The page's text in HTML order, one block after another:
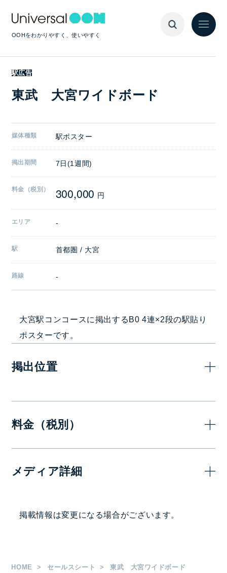
OOHをわかりやすく、使いやすく
駅広告
東武 大宮ワイドボード
媒体種類 駅ポスター
掲出期間 7日(1週間)
料金（税別） 300,000 円
エリア -
駅 首都圏 / 大宮
路線 -
大宮駅コンコースに掲出するB0 4連×2段の駅貼り
ポスターです。
掲出位置
料金（税別）
7日(1週間)
—
メディア詳細
掲載情報は変更になる場合がございます。
HOME セールスシート 東武 大宮ワイドボード